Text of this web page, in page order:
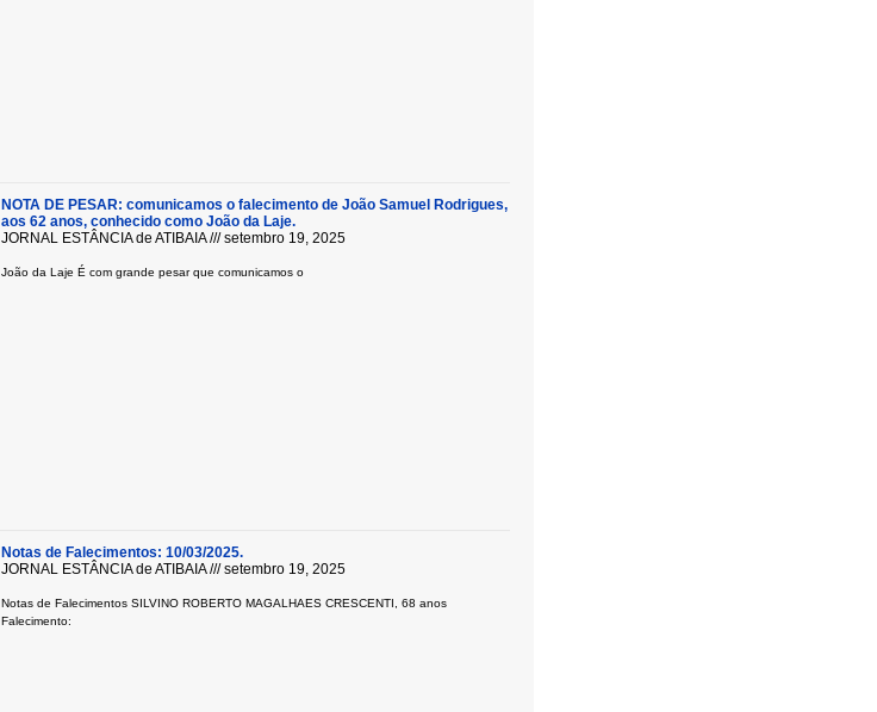
NOTA DE PESAR: comunicamos o falecimento de João Samuel Rodrigues,
aos 62 anos, conhecido como João da Laje.
JORNAL ESTÂNCIA de ATIBAIA
setembro 19, 2025
João da Laje É com grande pesar que comunicamos o
Notas de Falecimentos: 10/03/2025.
JORNAL ESTÂNCIA de ATIBAIA
setembro 19, 2025
Notas de Falecimentos SILVINO ROBERTO MAGALHAES CRESCENTI, 68 anos
Falecimento: